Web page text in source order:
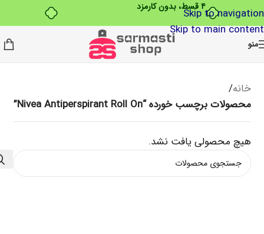
۴ قسط، بدون کارمزد
Skip to navigation
Skip to main content
منو
خانه/
محصولات برچسب خورده “Nivea Antiperspirant Roll On”
هیچ محصولی یافت نشد.